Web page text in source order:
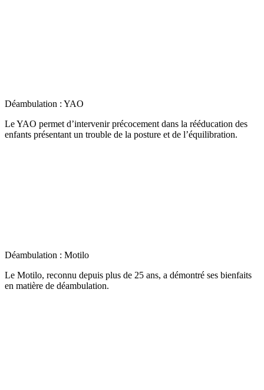
Déambulation : YAO
Le YAO permet d’intervenir précocement dans la rééducation des
enfants présentant un trouble de la posture et de l’équilibration.
Déambulation : Motilo
Le Motilo, reconnu depuis plus de 25 ans, a démontré ses bienfaits
en matière de déambulation.